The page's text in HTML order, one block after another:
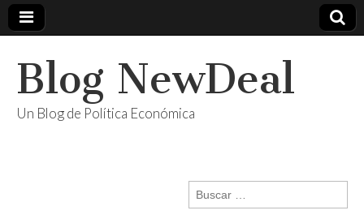
Blog NewDeal
Un Blog de Política Económica
Buscar: